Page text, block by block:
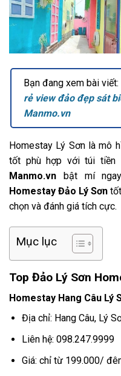
Bạn đang xem bài viết:
rẻ view đảo đẹp sát
Manmo.vn
Homestay Lý Sơn là mô
tốt phù hợp với túi tiền
Manmo.vn bật mí
Homestay Đảo Lý Sơn
chọn và đánh giá tích cực.
Mục lục
Top Đảo Lý Sơn
Homestay Hang Câu Lý
Địa chỉ: Hang Câu, Lý
Liên hệ: 098.247.9999
Giá: chỉ từ 199.000/